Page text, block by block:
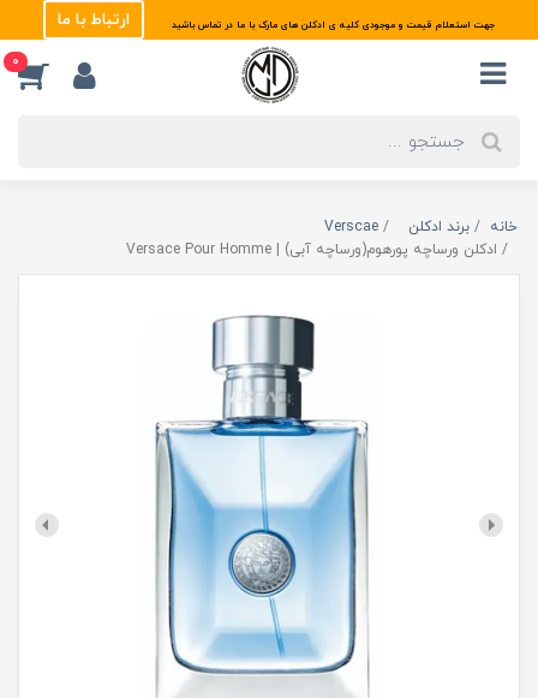
جهت استعلام قیمت و موجودی کلیه ی ادکلن های مارک با ما در تماس باشید ارتباط با ما
0
خانه برند ادکلن
Verscae
ادکلن ورساچه پورهوم(ورساچه آبی) | Versace Pour Homme